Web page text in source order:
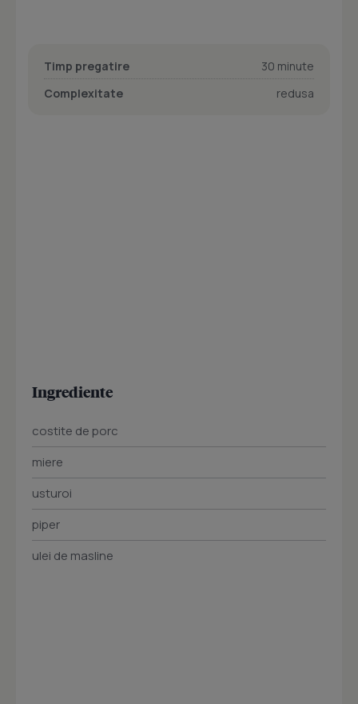
Timp pregatire
30 minute
Complexitate
redusa
Ingrediente
costite de porc
miere
usturoi
piper
ulei de masline